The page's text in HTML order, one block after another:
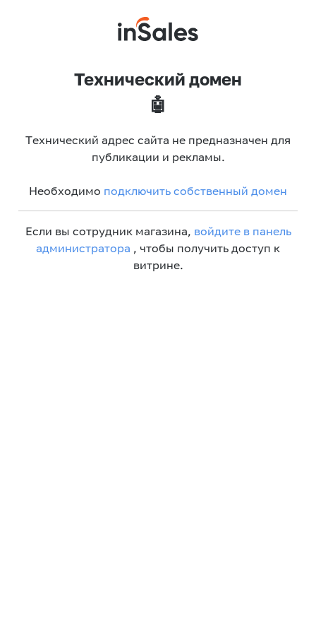
Технический домен
🤖
Технический адрес сайта не предназначен для
публикации и рекламы.
Необходимо подключить собственный домен
Если вы сотрудник магазина, войдите в панель
администратора , чтобы получить доступ к
витрине.